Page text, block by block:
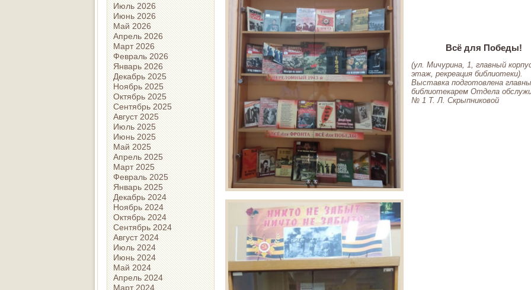
Июль 2026
Июнь 2026
Май 2026
Апрель 2026
Март 2026
Февраль 2026
Январь 2026
Декабрь 2025
Ноябрь 2025
Октябрь 2025
Сентябрь 2025
Август 2025
Июль 2025
Июнь 2025
Май 2025
Апрель 2025
Март 2025
Февраль 2025
Январь 2025
Декабрь 2024
Ноябрь 2024
Октябрь 2024
Сентябрь 2024
Август 2024
Июль 2024
Июнь 2024
Май 2024
Апрель 2024
Март 2024
Всё для Победы!
(ул. Мичурина, 1, главный
этаж, рекреация библиотеки).
Выставка подготовлена
библиотекарем Отдела
№ 1 Т. Л. Скрыпниковой